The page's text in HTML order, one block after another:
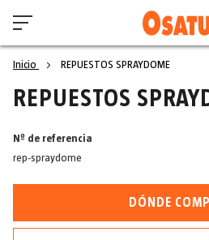
Inicio REPUESTOS SPRAYDOME
REPUESTOS
Nº de referencia
rep-spraydome
DÓNDE